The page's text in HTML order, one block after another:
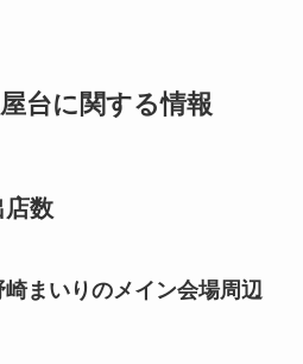
台に関する情報
店数
崎まいりのメイン会場周辺